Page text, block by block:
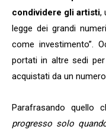
condividere gli artisti,
legge dei grandi
come investimento”.
portati in altre sedi
acquistati da un
Parafrasando quello
progresso solo